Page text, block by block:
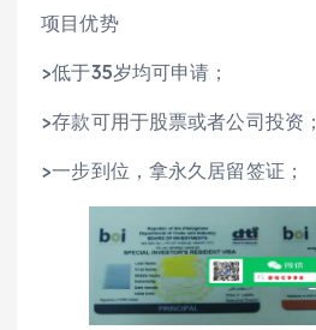
项目优势
>低于35岁均可申请；
>存款可用于股票或者公司投资；
>一步到位，拿永久居留签证；